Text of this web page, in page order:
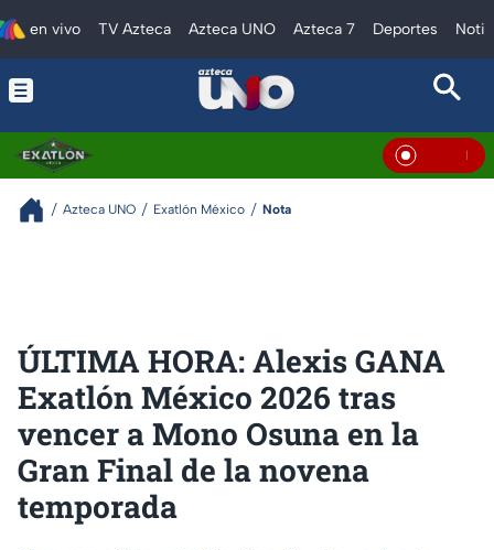
en vivo TV Azteca Azteca UNO Azteca 7 Deportes
En Vivo
Azteca UNO Exatlón México Nota
ÚLTIMA HORA: Alexis GANA
Exatlón México 2026 tras
vencer a Mono Osuna en la
Gran Final de la novena
temporada